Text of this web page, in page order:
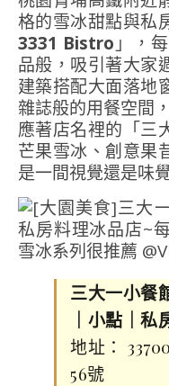
格的雪冰甜點與私
3331 Bistro 」，
品般，吸引著大家
建築搭配大面落地
雜誌般的用餐空間
應著店名裡的「三
芒果雪冰、創意果
是一間視覺還是味
三大一小餐
｜小點｜私
地址：
56號